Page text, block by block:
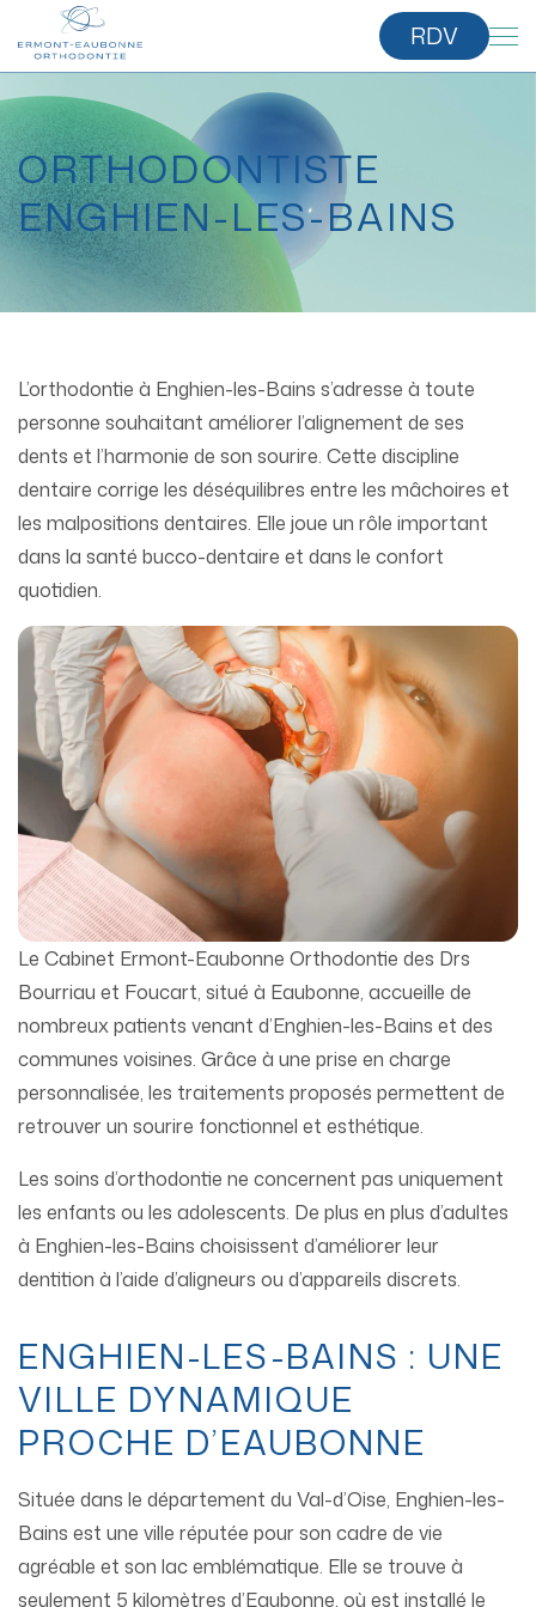
RDV
ORTHODONTISTE
ENGHIEN-LES-BAINS
L’orthodontie à Enghien-les-Bains s’adresse à toute
personne souhaitant améliorer l’alignement de ses
dents et l’harmonie de son sourire. Cette discipline
dentaire corrige les déséquilibres entre les mâchoires et
les malpositions dentaires. Elle joue un rôle important
dans la santé bucco-dentaire et dans le confort
quotidien.
Le Cabinet Ermont-Eaubonne Orthodontie des Drs
Bourriau et Foucart, situé à Eaubonne, accueille de
nombreux patients venant d’Enghien-les-Bains et des
communes voisines. Grâce à une prise en charge
personnalisée, les traitements proposés permettent de
retrouver un sourire fonctionnel et esthétique.
Les soins d’orthodontie ne concernent pas uniquement
les enfants ou les adolescents. De plus en plus d’adultes
à Enghien-les-Bains choisissent d’améliorer leur
dentition à l’aide d’aligneurs ou d’appareils discrets.
ENGHIEN-LES-BAINS : UNE
VILLE DYNAMIQUE
PROCHE D’EAUBONNE
Située dans le département du Val-d’Oise, Enghien-les-
Bains est une ville réputée pour son cadre de vie
agréable et son lac emblématique. Elle se trouve à
seulement 5 kilomètres d’Eaubonne, où est installé le